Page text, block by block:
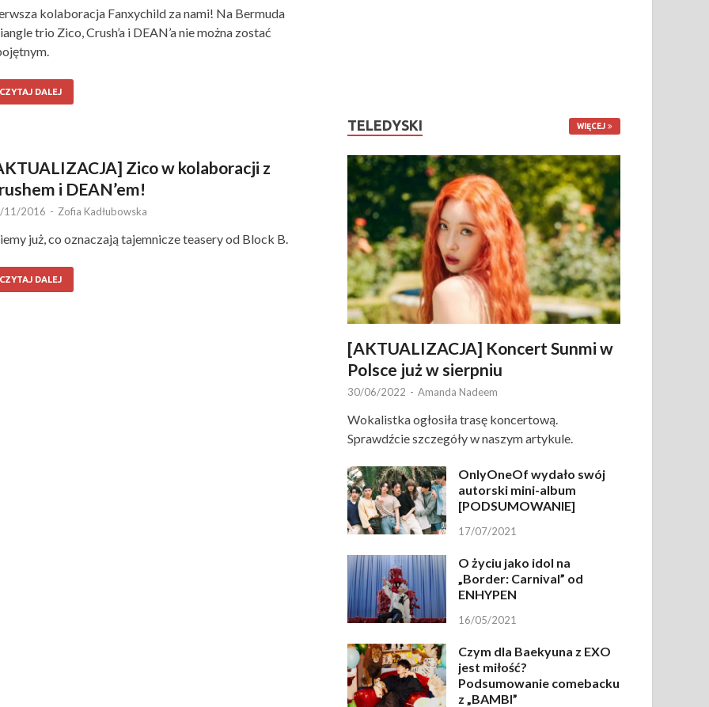
kolaboracja Fanxychild za nami! Na Bermuda
trio Zico, Crush’a i DEAN’a nie można zostać
CZYTAJ DALEJ
Zico w kolaboracji z
i DEAN’em!
11/2016 - Zofia Kadłubowska
już, co oznaczają tajemnicze teasery od Block B.
CZYTAJ DALEJ
TELEDYSKI WIĘCEJ
[AKTUALIZACJA] Koncert Sunmi w
Polsce już w sierpniu
30/06/2022 - Amanda Nadeem
Wokalistka ogłosiła trasę koncertową.
Sprawdźcie szczegóły w naszym artykule.
OnlyOneOf wydało swój
autorski mini-album
[PODSUMOWANIE]
17/07/2021
O życiu jako idol na
„Border: Carnival” od
ENHYPEN
16/05/2021
Czym dla Baekyuna z EXO
jest miłość?
Podsumowanie comebacku
z „BAMBI”